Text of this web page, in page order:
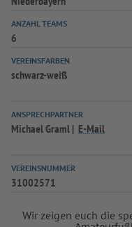
ANZAHL TEAMS
6
VEREINSFARBEN
schwarz-weiß
ANSPRECHPARTNER
Michael Graml E-Mail
VEREINSNUMMER
31002571
Wir zeigen euch die